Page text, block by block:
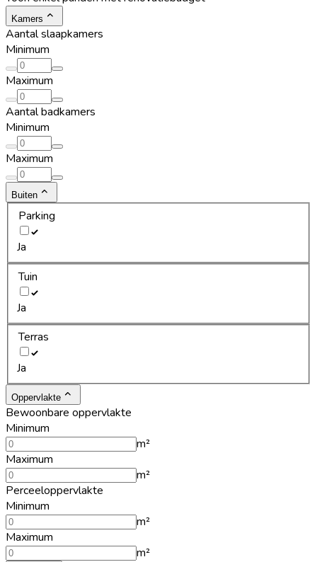
Kamers
Aantal slaapkamers
Minimum
Maximum
Aantal badkamers
Minimum
Maximum
Buiten
Parking
Ja
Tuin
Ja
Terras
Ja
Oppervlakte
Bewoonbare oppervlakte
Minimum
m²
Maximum
m²
Perceeloppervlakte
Minimum
m²
Maximum
m²